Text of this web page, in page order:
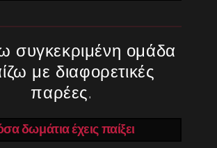
συγκεκριμένη ομάδα
με διαφορετικές
παρέες.
δωμάτια έχεις παίξει